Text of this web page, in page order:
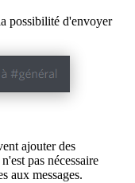
possibilité d'envoyer
ajouter des
pas nécessaire
aux messages.